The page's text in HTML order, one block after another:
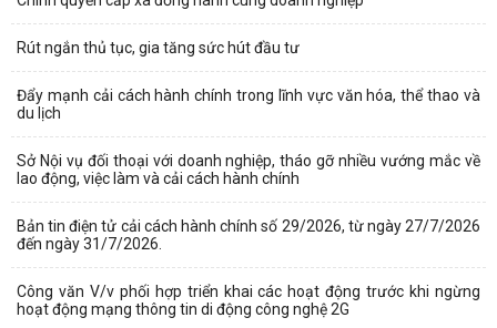
Rút ngắn thủ tục, gia tăng sức hút đầu tư
Đẩy mạnh cải cách hành chính trong lĩnh vực văn hóa, thể thao và
du lịch
Sở Nội vụ đối thoại với doanh nghiệp, tháo gỡ nhiều vướng mắc về
lao động, việc làm và cải cách hành chính
Bản tin điện tử cải cách hành chính số 29/2026, từ ngày 27/7/2026
đến ngày 31/7/2026.
Công văn V/v phối hợp triển khai các hoạt động trước khi ngừng
hoạt động mạng thông tin di động công nghệ 2G